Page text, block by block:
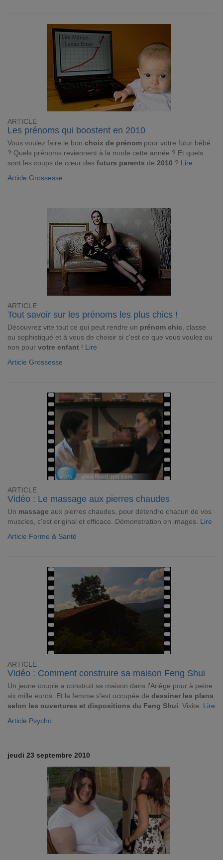
ARTICLE
Les prénoms qui boostent en 2010
Vous voulez faire le bon choix de prénom pour votre futur bébé
? Quels prénoms reviennent à la mode cette année ? Et quels
sont les coups de cœur des futurs parents de 2010 ? Lire
Article Grossesse
ARTICLE
Tout savoir sur les prénoms les plus chics !
Découvrez vite tout ce qui peut rendre un prénom chic , classe
ou sophistiqué et à vous de choisir si c'est ce que vous voulez ou
non pour votre enfant ! Lire
Article Grossesse
ARTICLE
Vidéo : Le massage aux pierres chaudes
Un massage aux pierres chaudes, pour détendre chacun de vos
muscles, c'est original et efficace. Démonstration en images. Lire
Article Forme & Santé
ARTICLE
Vidéo : Comment construire sa maison Feng Shui
Un jeune couple a construit sa maison dans l'Ariège pour à peine
six mille euros. Et la femme s'est occupée de dessiner les plans
selon les ouvertures et dispositions du Feng Shui . Visite. Lire
Article Psycho
jeudi 23 septembre 2010